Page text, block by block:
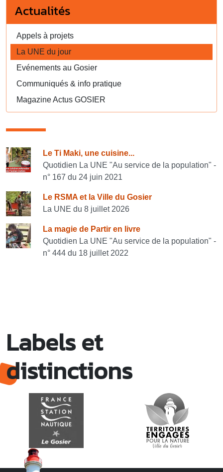
Actualités
Appels à projets
La UNE du jour
Evénements au Gosier
Communiqués & info pratique
Magazine Actus GOSIER
Consulter également
Le Ti Maki, une cuisine...
Quotidien La UNE "Au service de la population" -
n° 167 du 24 juin 2021
Le RSMA et la Ville du Gosier
La UNE du 8 juillet 2026
La magie de Partir en livre
Quotidien La UNE "Au service de la population" -
n° 444 du 18 juillet 2022
Labels et
distinctions